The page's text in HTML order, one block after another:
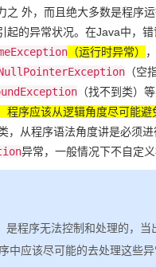
外，而且绝大多数是程序
的异常状况。在Java中，错
（运行时异常）
（空
（找不到类）等
序应该从逻辑角度尽可能避
，从程序语法角度讲是必须
异常，一般情况下不自定义
是程序无法控制和处理的，
中应该尽可能的去处理这些异